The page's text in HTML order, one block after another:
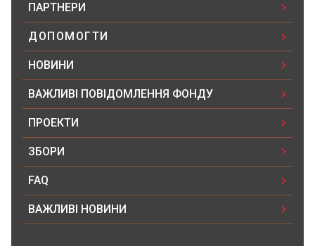
ПАРТНЕРИ
ДОПОМОГТИ
НОВИНИ
ВАЖЛИВІ ПОВІДОМЛЕННЯ ФОНДУ
ПРОЕКТИ
ЗБОРИ
FAQ
ВАЖЛИВІ НОВИНИ